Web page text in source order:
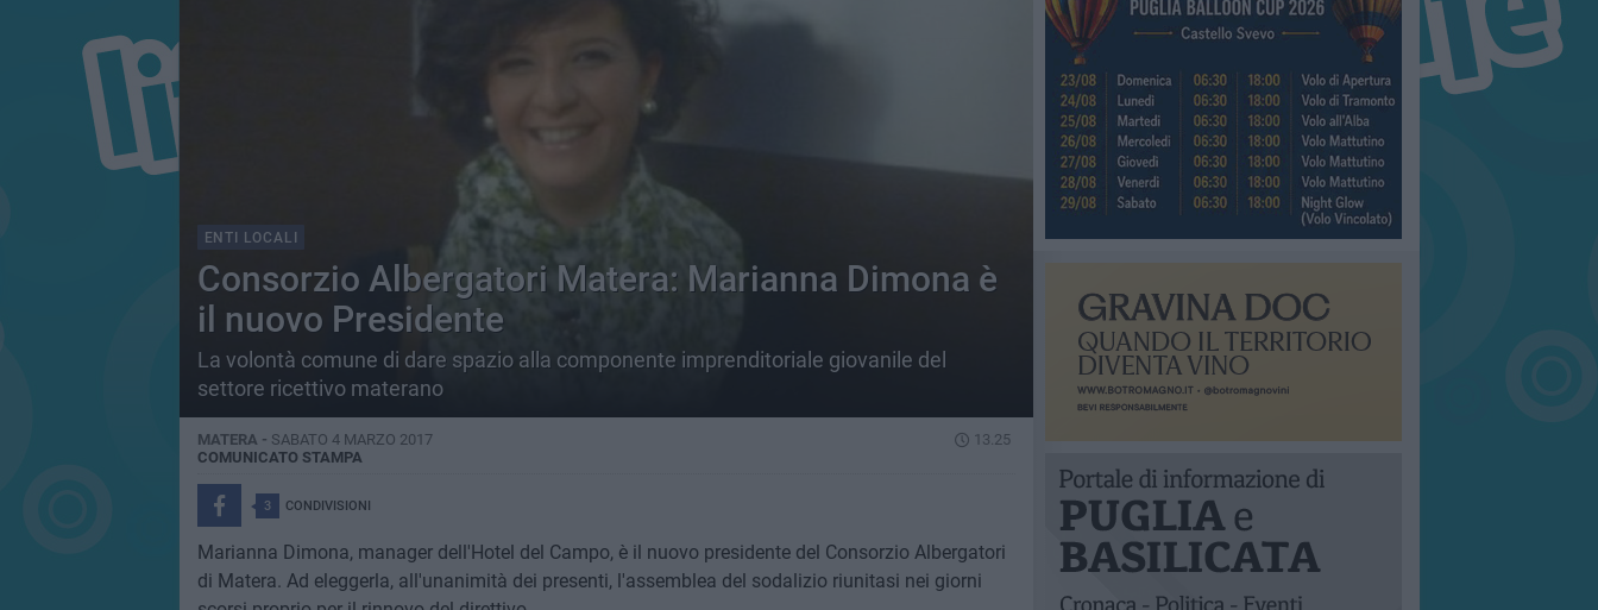
ENTI LOCALI
Consorzio Albergatori Matera: Marianna Dimona è
il nuovo Presidente
La volontà comune di dare spazio alla componente imprenditoriale giovanile del
settore ricettivo materano
MATERA - SABATO 4 MARZO 2017
13.25
COMUNICATO STAMPA
3 CONDIVISIONI
Marianna Dimona, manager dell'Hotel del Campo, è il nuovo presidente del Consorzio Albergatori
di Matera. Ad eleggerla, all'unanimità dei presenti, l'assemblea del sodalizio riunitasi nei giorni